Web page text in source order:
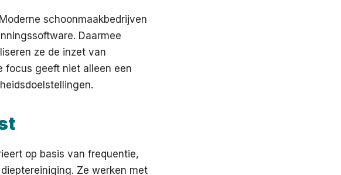
schoonmaakbedrijven
Daarmee
ze de inzet van
focus geeft niet alleen een
op basis van frequentie,
Ze werken met